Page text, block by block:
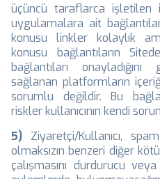
üçüncü taraflarca işletilen
uygulamalara ait
konusu linkler kolaylık
konusu bağlantıların
bağlantıları
sağlanan platformların
sorumlu değildir. Bu
riskler kullanıcının kendi
5) Ziyaretçi/Kullanıcı,
olmaksızın benzeri diğer
çalışmasını durdurucu